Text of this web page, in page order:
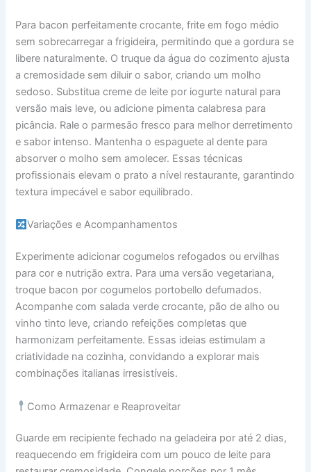
Para bacon perfeitamente crocante, frite em fogo médio
sem sobrecarregar a frigideira, permitindo que a gordura se
libere naturalmente. O truque da água do cozimento ajusta
a cremosidade sem diluir o sabor, criando um molho
sedoso. Substitua creme de leite por iogurte natural para
versão mais leve, ou adicione pimenta calabresa para
picância. Rale o parmesão fresco para melhor derretimento
e sabor intenso. Mantenha o espaguete al dente para
absorver o molho sem amolecer. Essas técnicas
profissionais elevam o prato a nível restaurante, garantindo
textura impecável e sabor equilibrado.
Variações e Acompanhamentos
Experimente adicionar cogumelos refogados ou ervilhas
para cor e nutrição extra. Para uma versão vegetariana,
troque bacon por cogumelos portobello defumados.
Acompanhe com salada verde crocante, pão de alho ou
vinho tinto leve, criando refeições completas que
harmonizam perfeitamente. Essas ideias estimulam a
criatividade na cozinha, convidando a explorar mais
combinações italianas irresistíveis.
Como Armazenar e Reaproveitar
Guarde em recipiente fechado na geladeira por até 2 dias,
reaquecendo em frigideira com um pouco de leite para